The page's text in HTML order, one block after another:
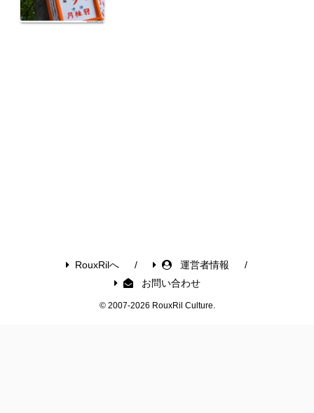
RouxRilへ
運営者情報
お問い合わせ
© 2007-2026 RouxRil Culture.